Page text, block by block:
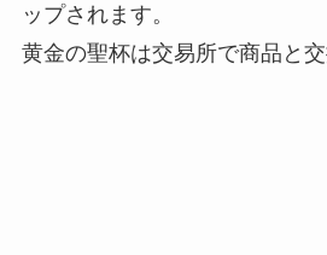
ップされます。
黄金の聖杯は交易所で商品と交